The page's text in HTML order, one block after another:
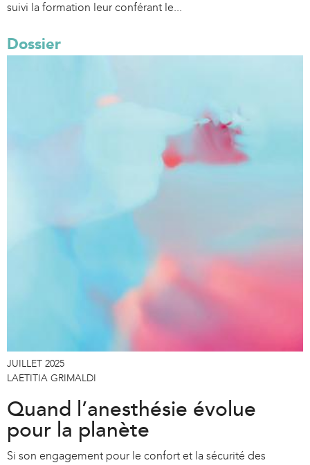
suivi la formation leur conférant le...
Dossier
JUILLET 2025
LAETITIA GRIMALDI
Quand l’anesthésie évolue
pour la planète
Si son engagement pour le confort et la sécurité des